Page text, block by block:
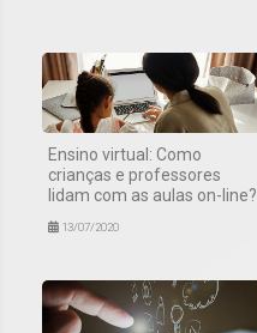
Ensino virtual: Como
crianças e professores
lidam com as aulas on-line?
13/07/2020